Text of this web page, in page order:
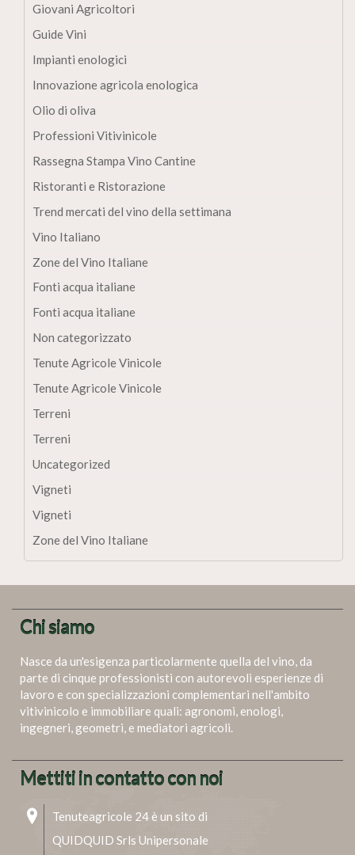
Giovani Agricoltori
Guide Vini
Impianti enologici
Innovazione agricola enologica
Olio di oliva
Professioni Vitivinicole
Rassegna Stampa Vino Cantine
Ristoranti e Ristorazione
Trend mercati del vino della settimana
Vino Italiano
Zone del Vino Italiane
Fonti acqua italiane
Fonti acqua italiane
Non categorizzato
Tenute Agricole Vinicole
Tenute Agricole Vinicole
Terreni
Terreni
Uncategorized
Vigneti
Vigneti
Zone del Vino Italiane
Chi siamo
Nasce da un'esigenza particolarmente quella del vino, da
parte di cinque professionisti con autorevoli esperienze di
lavoro e con specializzazioni complementari nell'ambito
vitivinicolo e immobiliare quali: agronomi, enologi,
ingegneri, geometri, e mediatori agricoli.
Mettiti in contatto con noi
Tenuteagricole 24 è un sito di
QUIDQUID Srls Unipersonale